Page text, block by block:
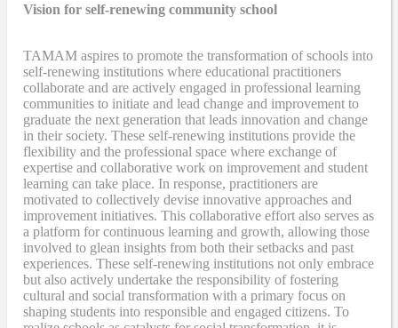
Vision for self-renewing community school
TAMAM aspires to promote the transformation of schools into
self-renewing institutions where educational practitioners
collaborate and are actively engaged in professional learning
communities to initiate and lead change and improvement to
graduate the next generation that leads innovation and change
in their society. These self-renewing institutions provide the
flexibility and the professional space where exchange of
expertise and collaborative work on improvement and student
learning can take place. In response, practitioners are
motivated to collectively devise innovative approaches and
improvement initiatives. This collaborative effort also serves as
a platform for continuous learning and growth, allowing those
involved to glean insights from both their setbacks and past
experiences. These self-renewing institutions not only embrace
but also actively undertake the responsibility of fostering
cultural and social transformation with a primary focus on
shaping students into responsible and engaged citizens. To